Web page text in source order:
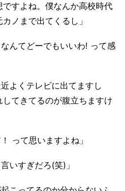
すよね。僕なんか高校時代
ノまで出てくるし」
なんてどーでもいいわ! って感
近よくテレビに出てますし
てきてるのが腹立ちますけ
って思いますよね」
いすぎだろ(笑)」